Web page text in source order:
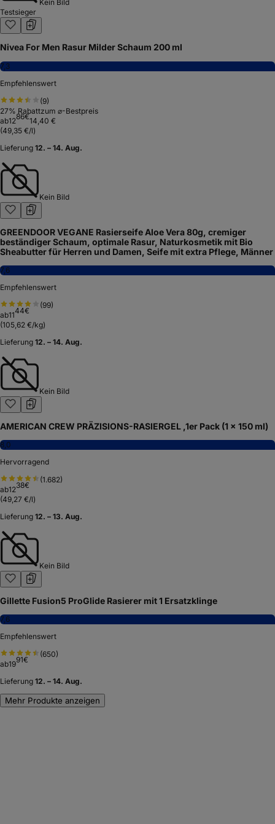
Kein Bild
Testsieger
Nivea For Men Rasur Milder Schaum 200 ml
7,3
Empfehlenswert
(9)
27% Rabattzum ⌀-Bestpreis
ab1286€14,40 €
(49,35 €/l)
Lieferung 12. – 14. Aug.
Kein Bild
GREENDOOR VEGANE Rasierseife Aloe Vera 80g, cremiger
beständiger Schaum, optimale Rasur, Naturkosmetik mit Bio
Sheabutter für Herren und Damen, Seife mit extra Pflege, Männer
7,6
Empfehlenswert
(99)
ab1144€
(105,62 €/kg)
Lieferung 12. – 14. Aug.
Kein Bild
AMERICAN CREW PRÄZISIONS-RASIERGEL ,1er Pack (1 x 150 ml)
8,0
Hervorragend
(1.682)
ab1238€
(49,27 €/l)
Lieferung 12. – 13. Aug.
Kein Bild
Gillette Fusion5 ProGlide Rasierer mit 1 Ersatzklinge
7,6
Empfehlenswert
(650)
ab1991€
Lieferung 12. – 14. Aug.
Mehr Produkte anzeigen